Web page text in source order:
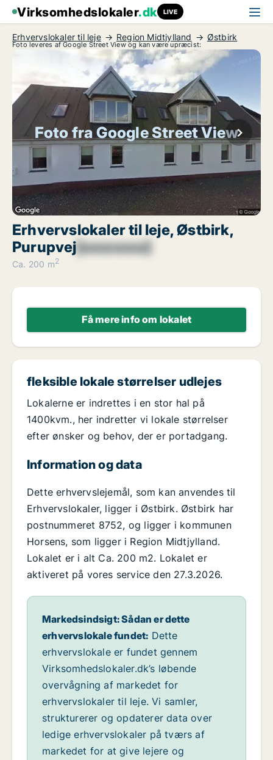
Virksomhedslokaler.dk LIVE
Erhvervslokaler til leje Region Midtjylland Østbirk
Foto leveres af Google Street View og kan være upræcist:
Foto fra Google Street View
Erhvervslokaler til leje, Østbirk,
Purupvej[xxxxxxxx]
Ca. 200 m2
Få mere info om lokalet
fleksible lokale størrelser udlejes
Lokalerne er indrettes i en stor hal på
1400kvm., her indretter vi lokale størrelser
efter ønsker og behov, der er portadgang.
Information og data
Dette erhvervslejemål, som kan anvendes til
Erhvervslokaler, ligger i Østbirk. Østbirk har
postnummeret 8752, og ligger i kommunen
Horsens, som ligger i Region Midtjylland.
Lokalet er i alt Ca. 200 m2. Lokalet er
aktiveret på vores service den 27.3.2026.
Markedsindsigt: Sådan er dette
erhvervslokale fundet: Dette
erhvervslokale er fundet gennem
Virksomhedslokaler.dk’s løbende
overvågning af markedet for
erhvervslokaler til leje. Vi samler,
strukturerer og opdaterer data over
ledige erhvervslokaler på tværs af
markedet for at give lejere og